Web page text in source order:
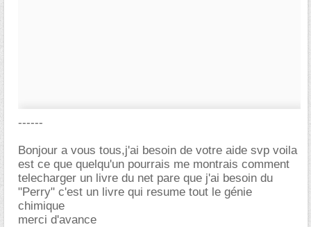
------
Bonjour a vous tous,j'ai besoin de votre aide svp voila
est ce que quelqu'un pourrais me montrais comment
telecharger un livre du net pare que j'ai besoin du
"Perry" c'est un livre qui resume tout le génie
chimique
merci d'avance